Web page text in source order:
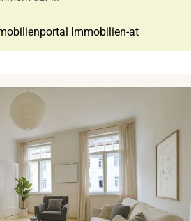
Immobilien-at